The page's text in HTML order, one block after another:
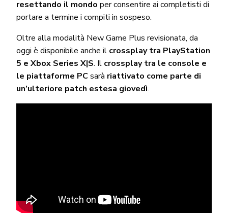
resettando il mondo per consentire ai completisti di
portare a termine i compiti in sospeso.
Oltre alla modalità New Game Plus revisionata, da
oggi è disponibile anche il crossplay tra PlayStation
5 e Xbox Series X|S. Il crossplay tra le console e
le piattaforme PCsarà riattivato come parte di
un’ulteriore patch estesa giovedì.